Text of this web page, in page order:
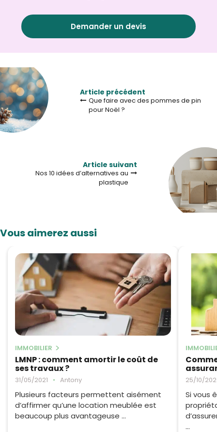
Demander un devis
Article précédent
Que faire avec des pommes de pin
pour Noël ?
Article suivant
Nos 10 idées d’alternatives au
plastique
Vous aimerez aussi
IMMOBILIER
LMNP : comment amortir le coût de
ses travaux ?
31/05/2021 • Antony
Plusieurs facteurs permettent aisément
d’affirmer qu’une location meublée est
beaucoup plus avantageuse ...
25/10/
Si vous
...